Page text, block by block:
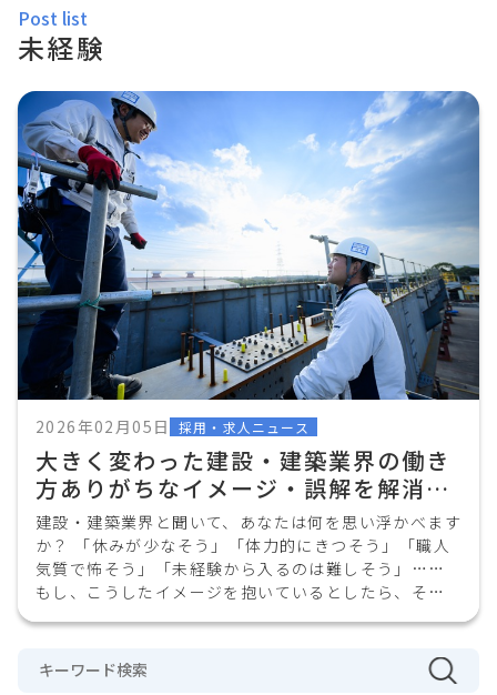
post list
未経験
2026年02月05日 採用・求人ニュース
大きく変わった建設・建築業界の働き
方ありがちなイメージ・誤解を解消し
ます！
建設・建築業界と聞いて、あなたは何を思い浮かべます
か？ 「休みが少なそう」「体力的にきつそう」「職人
気質で怖そう」「未経験から入るのは難しそう」……
もし、こうしたイメージを抱いているとしたら、それ